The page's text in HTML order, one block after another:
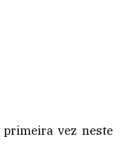
vez neste